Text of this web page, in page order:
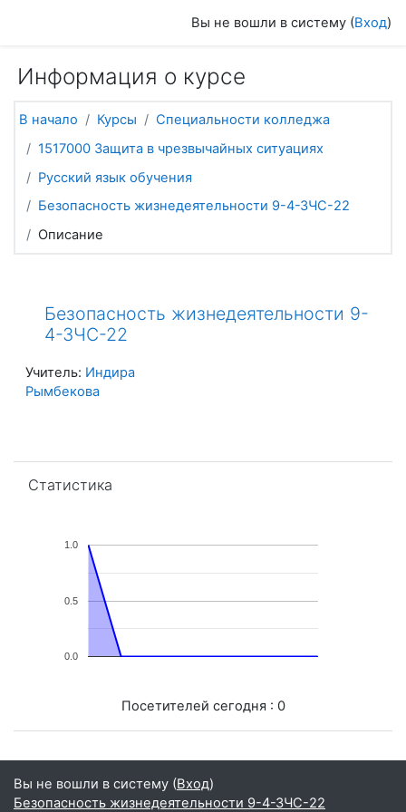
Вы не вошли в систему (Вход)
Информация о курсе
В начало Курсы
Специальности колледжа
1517000 Защита в чрезвычайных ситуациях
Русский язык обучения
Безопасность жизнедеятельности 9-4-ЗЧС-22
Описание
Безопасность жизнедеятельности 9-
4-ЗЧС-22
Учитель: Индира
Рымбекова
Статистика
0.0
0.5
1.0
Посетителей сегодня : 0
Вы не вошли в систему (Вход)
Безопасность жизнедеятельности 9-4-ЗЧС-22